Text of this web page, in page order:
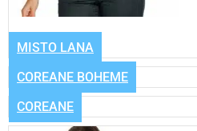
MISTO LANA
COREANE BOHEME
COREANE